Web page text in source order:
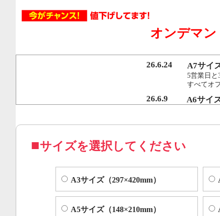
行うことで、従来のオンデマンド印刷機より
オフセット印刷に近い品質を実現いたしまし
コピー機やレーザープリンター等によくある色ムラや汚
オンデマン
26.6.24 A7サイ
5営業日と
すべてオ
26.6.9 A6サイ
サイズを選択してください
A3サイズ（297×420mm）
A5サイズ（148×210mm）